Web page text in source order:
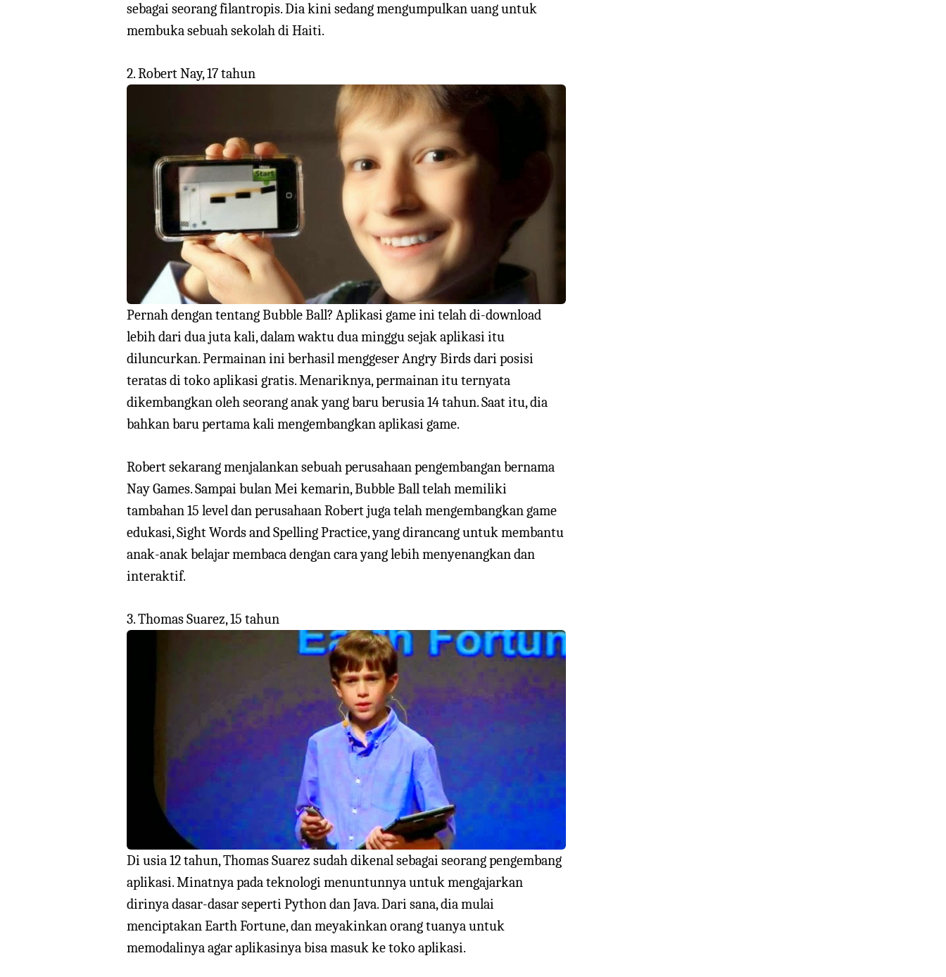
sebagai seorang filantropis. Dia kini sedang mengumpulkan uang untuk
membuka sebuah sekolah di Haiti.
2. Robert Nay, 17 tahun
Pernah dengan tentang Bubble Ball? Aplikasi game ini telah di-download
lebih dari dua juta kali, dalam waktu dua minggu sejak aplikasi itu
diluncurkan. Permainan ini berhasil menggeser Angry Birds dari posisi
teratas di toko aplikasi gratis. Menariknya, permainan itu ternyata
dikembangkan oleh seorang anak yang baru berusia 14 tahun. Saat itu, dia
bahkan baru pertama kali mengembangkan aplikasi game.
Robert sekarang menjalankan sebuah perusahaan pengembangan bernama
Nay Games. Sampai bulan Mei kemarin, Bubble Ball telah memiliki
tambahan 15 level dan perusahaan Robert juga telah mengembangkan game
edukasi, Sight Words and Spelling Practice, yang dirancang untuk membantu
anak-anak belajar membaca dengan cara yang lebih menyenangkan dan
interaktif.
3. Thomas Suarez, 15 tahun
Di usia 12 tahun, Thomas Suarez sudah dikenal sebagai seorang pengembang
aplikasi. Minatnya pada teknologi menuntunnya untuk mengajarkan
dirinya dasar-dasar seperti Python dan Java. Dari sana, dia mulai
menciptakan Earth Fortune, dan meyakinkan orang tuanya untuk
memodalinya agar aplikasinya bisa masuk ke toko aplikasi.